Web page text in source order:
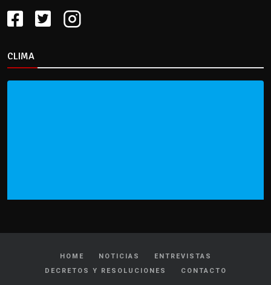
CLIMA
HOME NOTICIAS
ENTREVISTAS
DECRETOS Y RESOLUCIONES
CONTACTO